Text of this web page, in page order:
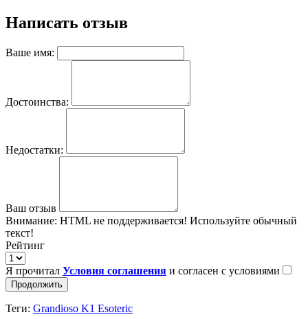
Написать отзыв
Ваше имя:
Достоинства:
Недостатки:
Ваш отзыв
Внимание: HTML не поддерживается! Используйте обычный
текст!
Рейтинг
Я прочитал Условия соглашения и согласен с условиями
Продолжить
Теги: Grandioso K1 Esoteric